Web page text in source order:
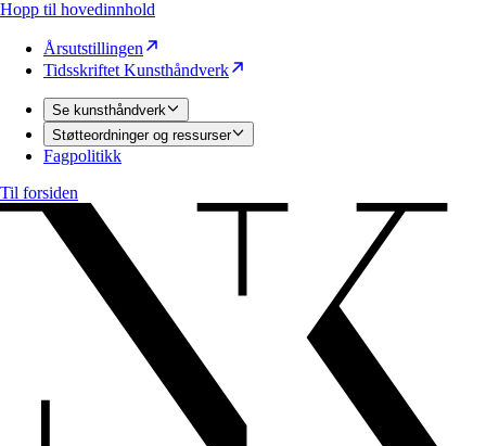
Hopp til hovedinnhold
Årsutstillingen
Tidsskriftet Kunsthåndverk
Se kunsthåndverk
Støtteordninger og ressurser
Fagpolitikk
Til forsiden